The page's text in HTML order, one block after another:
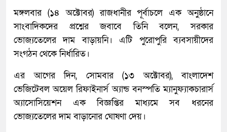
মঙ্গলবার (১৪ অক্টোবর) রাজধানীর পূর্বাচলে এক অনুষ্ঠানে
সাংবাদিকদের প্রশ্নের জবাবে তিনি বলেন, সরকার
ভোজ্যতেলের দাম বাড়ায়নি। এটি পুরোপুরি ব্যবসায়ীদের
সংগঠন থেকে নির্ধারিত।
এর আগের দিন, সোমবার (১৩ অক্টোবর), বাংলাদেশ
ভেজিটেবল অয়েল রিফাইনার্স অ্যান্ড বনস্পতি ম্যানুফ্যাকচারার্স
অ্যাসোসিয়েশন এক বিজ্ঞপ্তির মাধ্যমে সব ধরনের
ভোজ্যতেলের দাম বাড়ানোর ঘোষণা দেয়।